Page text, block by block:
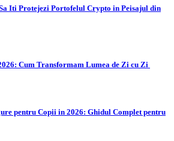
Iti Protejezi Portofelul Crypto in Peisajul din
Cum Transformam Lumea de Zi cu Zi
pentru Copii in 2026: Ghidul Complet pentru